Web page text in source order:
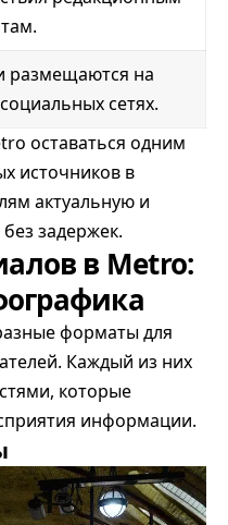
размещаются на
сетях.
оставаться одним
источников в
актуальную и
задержек.
в Metro:
форматы для
Каждый из них
которые
информации.